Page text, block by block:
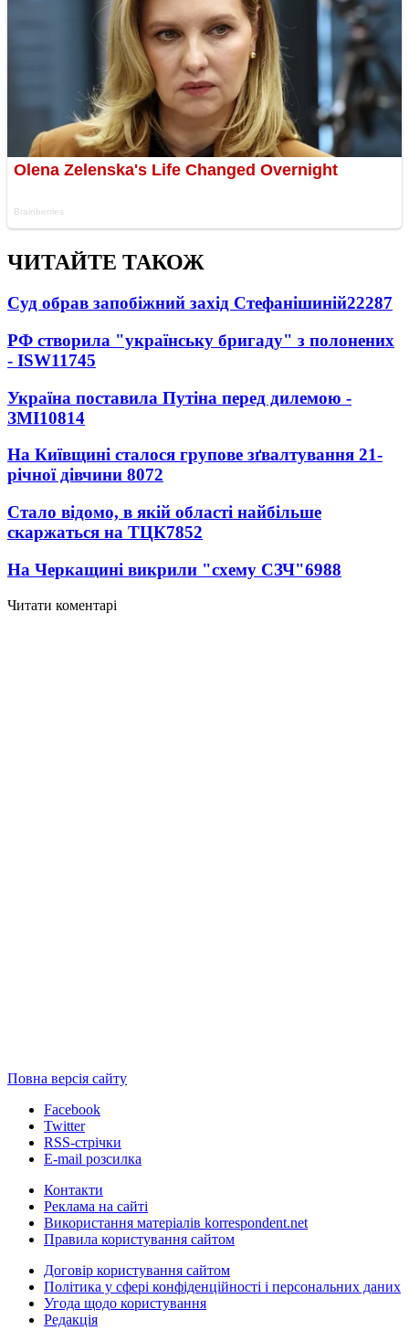
ЧИТАЙТЕ ТАКОЖ
Суд обрав запобіжний захід Стефанішиній22287
РФ створила "українську бригаду" з полонених
- ISW11745
Україна поставила Путіна перед дилемою -
ЗМІ10814
На Київщині сталося групове зґвалтування 21-
річної дівчини 8072
Стало відомо, в якій області найбільше
скаржаться на ТЦК7852
На Черкащині викрили "схему СЗЧ"6988
Читати коментарі
Повна версія сайту
Facebook
Twitter
RSS-стрічки
E-mail розсилка
Контакти
Реклама на сайті
Використання матеріалів korrespondent.net
Правила користування сайтом
Договір користування сайтом
Політика у сфері конфіденційності і персональних даних
Угода щодо користування
Редакція